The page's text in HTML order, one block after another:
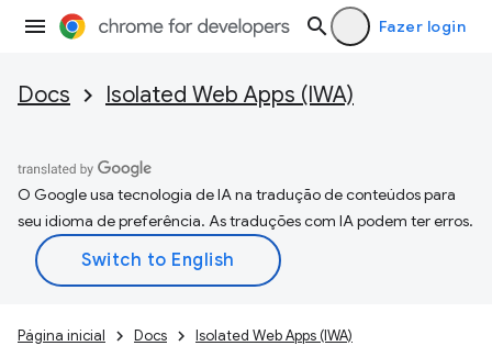
Fazer login
Docs Isolated Web Apps (IWA)
O Google usa tecnologia de IA na tradução de conteúdos para
seu idioma de preferência. As traduções com IA podem ter erros.
Página inicial Docs Isolated Web Apps (IWA)